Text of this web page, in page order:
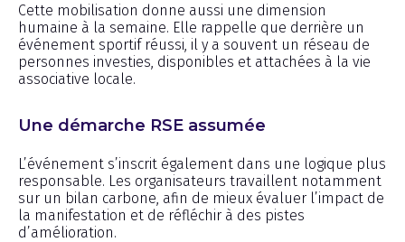
Cette mobilisation donne aussi une dimension
humaine à la semaine. Elle rappelle que derrière un
événement sportif réussi, il y a souvent un réseau de
personnes investies, disponibles et attachées à la vie
associative locale.
Une démarche RSE assumée
L’événement s’inscrit également dans une logique plus
responsable. Les organisateurs travaillent notamment
sur un bilan carbone, afin de mieux évaluer l’impact de
la manifestation et de réfléchir à des pistes
d’amélioration.